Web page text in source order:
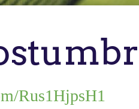
Rus1HjpsH1